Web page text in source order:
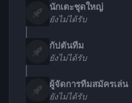
นักเตะชุดใหญ่
ยังไม่ได้รับ
กัปตันทีม
ยังไม่ได้รับ
ผู้จัดการทีมสมัครเล่น
ยังไม่ได้รับ